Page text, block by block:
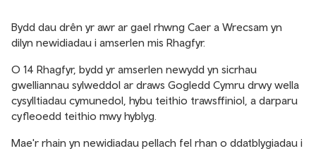
Bydd dau drên yr awr ar gael rhwng Caer a Wrecsam yn
dilyn newidiadau i amserlen mis Rhagfyr.
O 14 Rhagfyr, bydd yr amserlen newydd yn sicrhau
gwelliannau sylweddol ar draws Gogledd Cymru drwy wella
cysylltiadau cymunedol, hybu teithio trawsffiniol, a darparu
cyfleoedd teithio mwy hyblyg.
Mae'r rhain yn newidiadau pellach fel rhan o ddatblygiadau i